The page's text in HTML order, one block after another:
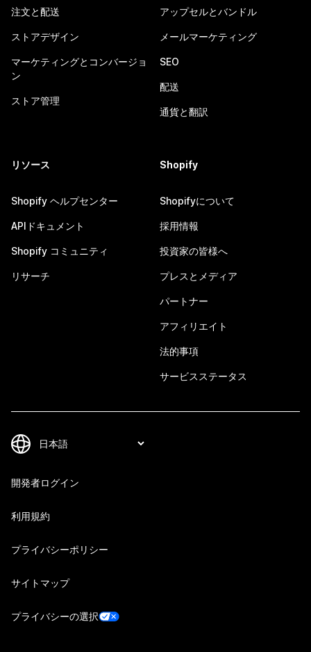
注文と配送
ストアデザイン
マーケティングとコンバージョ
ン
ストア管理
アップセルとバンドル
メールマーケティング
SEO
配送
通貨と翻訳
リソース
Shopify ヘルプセンター
APIドキュメント
Shopify コミュニティ
リサーチ
Shopify
Shopifyについて
採用情報
投資家の皆様へ
プレスとメディア
パートナー
アフィリエイト
法的事項
サービスステータス
開発者ログイン
利用規約
プライバシーポリシー
サイトマップ
プライバシーの選択